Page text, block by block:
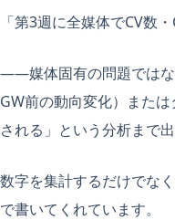
「第3週に全媒体でCV数
——媒体固有の問題ではな
GW前の動向変化）また
される」という分析まで出
数字を集計するだけでな
で書いてくれています。